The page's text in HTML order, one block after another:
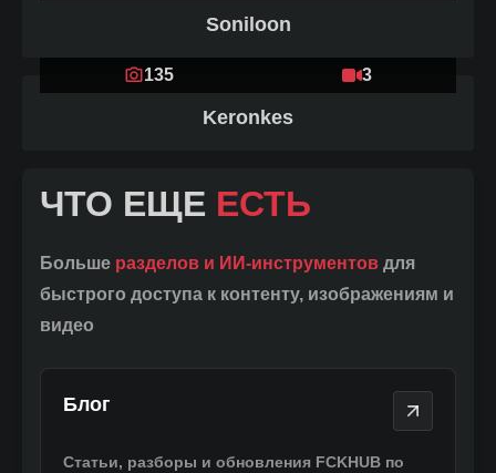
Soniloon
135 3
Keronkes
ЧТО ЕЩЕ ЕСТЬ
Больше разделов и ИИ-инструментов для
быстрого доступа к контенту, изображениям и
видео
Блог
Блог
Статьи, разборы и обновления FCKHUB по